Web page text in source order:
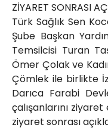
ZİYARET SONRASI
Türk Sağlık Sen
Şube Başkan
Temsilcisi Turan
Ömer Çolak ve
Çömlek ile birlikte
Darıca Farabi
çalışanlarını
ziyaret sonrası